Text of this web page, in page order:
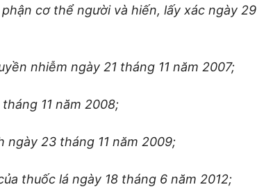
cơ thể người và hiến, lấy xác ngày 29
nhiễm ngày 21 tháng 11 năm 2007;
11 năm 2008;
ngày 23 tháng 11 năm 2009;
thuốc lá ngày 18 tháng 6 năm 2012;